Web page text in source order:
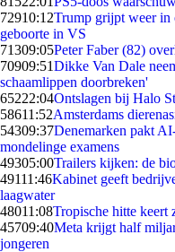
72910:12Trump grijpt weer in
geboorte in VS
71309:05Peter Faber (82)
70909:51Dikke Van Dale
schaamlippen doorbreken'
65222:04Ontslagen bij Halo
58611:52Amsterdams
54309:37Denemarken pakt
mondelinge examens
49305:00Trailers kijken: de
49111:46Kabinet geeft
laagwater
48011:08Tropische hitte keert
45709:40Meta krijgt half
jongeren